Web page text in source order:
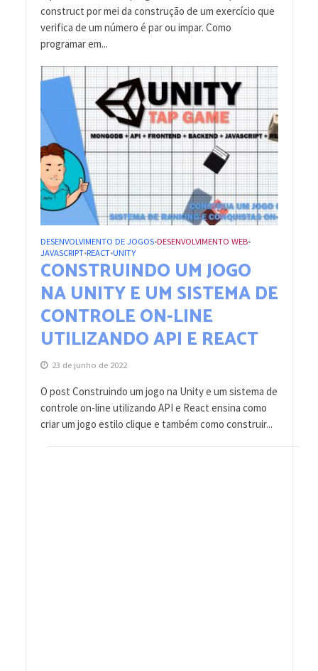
construct por mei da construção de um exercício que
verifica de um número é par ou impar. Como
programar em...
DESENVOLVIMENTO DE JOGOS•DESENVOLVIMENTO WEB•
JAVASCRIPT•REACT•UNITY
CONSTRUINDO UM JOGO
NA UNITY E UM SISTEMA DE
CONTROLE ON-LINE
UTILIZANDO API E REACT
23 de junho de 2022
O post Construindo um jogo na Unity e um sistema de
controle on-line utilizando API e React ensina como
criar um jogo estilo clique e também como construir...